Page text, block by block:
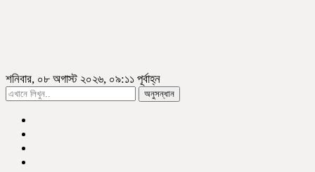
শনিবার, ০৮ অগাস্ট ২০২৬, ০৯:১১ পূর্বাহ্ন
অনুসন্ধান